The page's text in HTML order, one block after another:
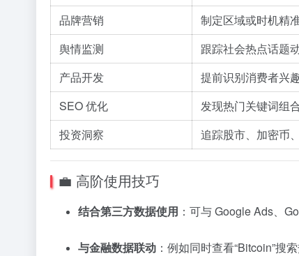
品牌营销
制定区域或时机精
舆情监测
跟踪社会热点话题
产品开发
提前识别消费者兴
SEO 优化
发现热门关键词组
投资洞察
追踪股市、加密币
💼 高阶使用技巧
结合第三方数据使用 ：可与 Google Ads、
与金融数据联动 ：例如同时查看“Bitcoin”搜